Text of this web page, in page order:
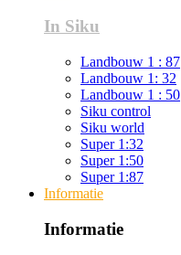
In Siku
Landbouw 1 : 87
Landbouw 1: 32
Landbouw 1 : 50
Siku control
Siku world
Super 1:32
Super 1:50
Super 1:87
Informatie
Informatie